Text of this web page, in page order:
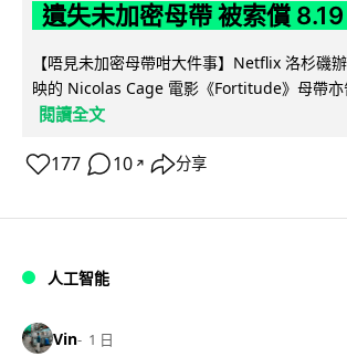
遺失未加密母帶 被索償
【唔見未加密母帶咁大件事】Netflix 洛杉磯
映的 Nicolas Cage 電影《Fortitude》母帶亦
閱讀全文
177 10 ↗ 分享
人工智能
Vin 1 日